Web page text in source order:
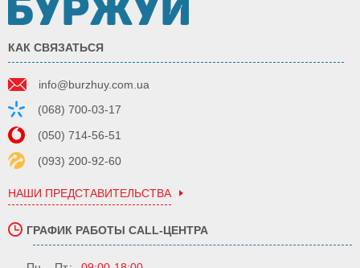
КАК СВЯЗАТЬСЯ
info@burzhuy.com.ua
(068) 700-03-17
(050) 714-56-51
(093) 200-92-60
НАШИ ПРЕДСТАВИТЕЛЬСТВА
ГРАФИК РАБОТЫ CALL-ЦЕНТРА